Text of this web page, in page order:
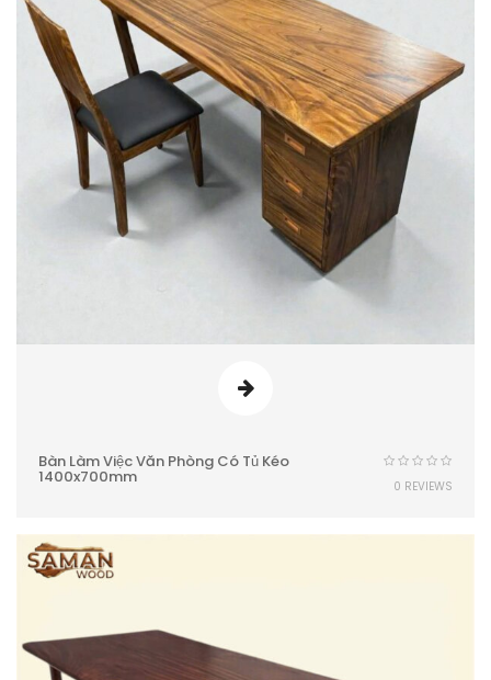
Bàn Làm Việc Văn Phòng Có Tủ Kéo
1400x700mm 0 REVIEWS